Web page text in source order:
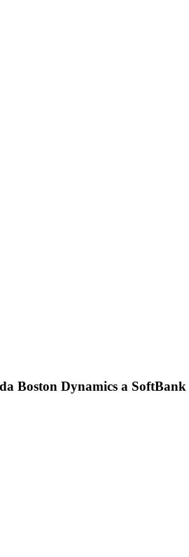
Boston Dynamics a